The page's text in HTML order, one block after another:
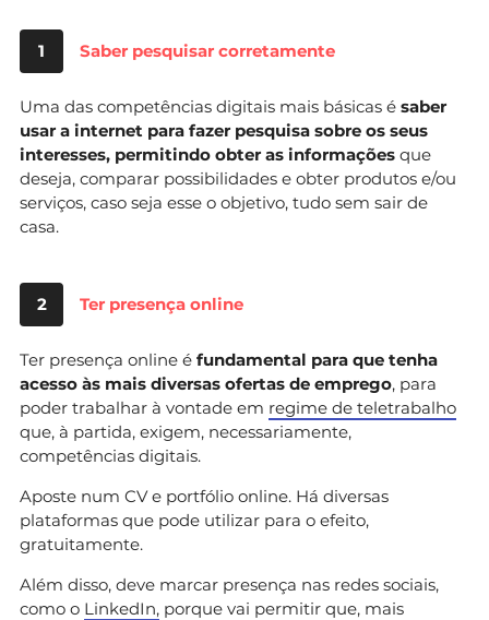
1 Saber pesquisar corretamente
Uma das competências digitais mais básicas é saber
usar a internet para fazer pesquisa sobre os seus
interesses, permitindo obter as informações que
deseja, comparar possibilidades e obter produtos e/ou
serviços, caso seja esse o objetivo, tudo sem sair de
casa.
2 Ter presença online
Ter presença online é fundamental para que tenha
acesso às mais diversas ofertas de emprego, para
poder trabalhar à vontade em regime de teletrabalho
que, à partida, exigem, necessariamente,
competências digitais.
Aposte num CV e portfólio online. Há diversas
plataformas que pode utilizar para o efeito,
gratuitamente.
Além disso, deve marcar presença nas redes sociais,
como o LinkedIn, porque vai permitir que, mais